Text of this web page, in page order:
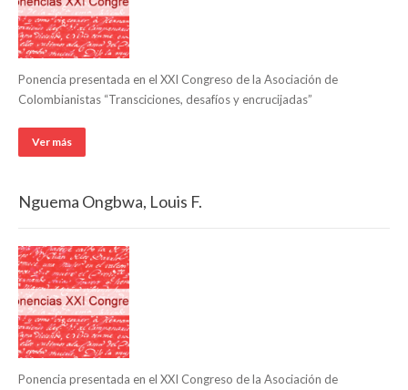
Ponencia presentada en el XXI Congreso de la Asociación de
Colombianistas “Transciciones, desafíos y encrucijadas”
Ver más
Nguema Ongbwa, Louis F.
Ponencia presentada en el XXI Congreso de la Asociación de